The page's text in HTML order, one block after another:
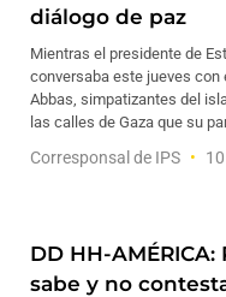
diálogo de paz
Mientras el presidente de
conversaba este jueves con
Abbas, simpatizantes del
las calles de Gaza que su
Corresponsal de IPS
DD HH-
sabe y no